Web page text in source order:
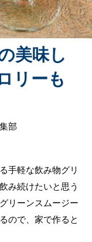
美味し
リーも
部
手軽な飲み物グリ
み続けたいと思う
リーンスムージー
ので、家で作ると